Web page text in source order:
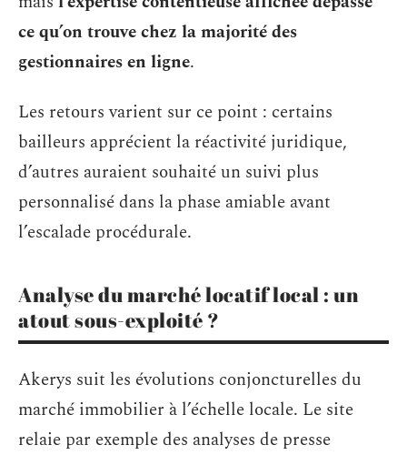
ce qu’on trouve chez la majorité des
gestionnaires en ligne.
Les retours varient sur ce point : certains
bailleurs apprécient la réactivité juridique,
d’autres auraient souhaité un suivi plus
personnalisé dans la phase amiable avant
l’escalade procédurale.
Analyse du marché locatif local : un
atout sous-exploité ?
Akerys suit les évolutions conjoncturelles du
marché immobilier à l’échelle locale. Le site
relaie par exemple des analyses de presse